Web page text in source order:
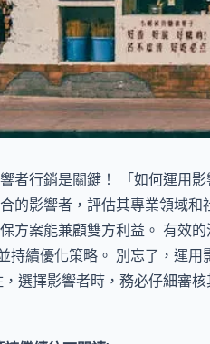
者行銷是關鍵！ 「如何運用
的影響者，評估其專業領域
方案能兼顧雙方利益。 有效
持續優化策略。 別忘了，運
選擇影響者時，務必仔細審